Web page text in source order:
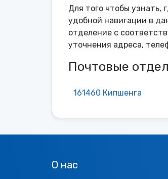
Для того чтобы узнать,
удобной навигации в
отделение с
уточнения адреса,
Почтовые
161460 Кипшенга
О нас